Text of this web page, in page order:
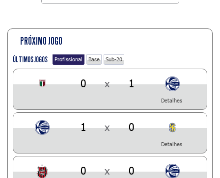
PRÓXIMO JOGO
ÚLTIMOS JOGOS Profissional Base Sub-20
0 x 1
Detalhes
1 x 0
Detalhes
0 x 0